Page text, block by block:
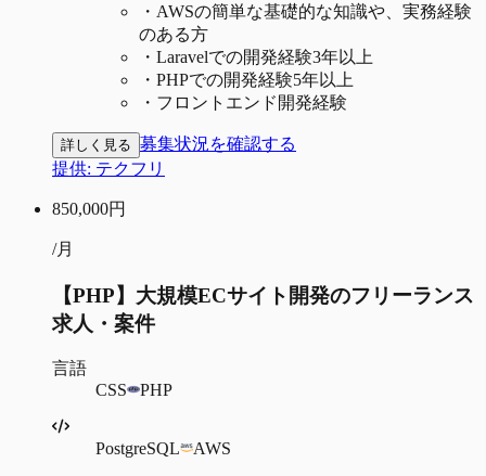
・ AWSの簡単な基礎的な知識や、実務経験
のある方
・ Laravelでの開発経験3年以上
・ PHPでの開発経験5年以上
・ フロントエンド開発経験
詳しく見る 募集状況を確認する
提供: テクフリ
850,000円
/月
【PHP】大規模ECサイト開発のフリーランス
求人・案件
言語
CSS
PHP
PostgreSQL AWS